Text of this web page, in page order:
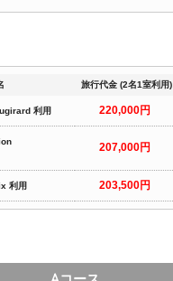
旅行代金 (2名1室利用)
利用 220,000円
207,000円
利用 203,500円